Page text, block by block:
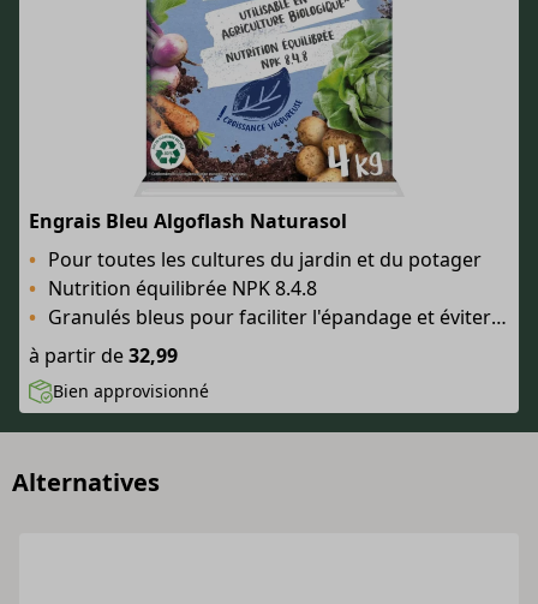
Engrais Bleu Algoflash Naturasol
Pour toutes les cultures du jardin et du potager
Nutrition équilibrée NPK 8.4.8
Granulés bleus pour faciliter l'épandage et éviter le surdosage
à partir de32,99
Bien approvisionné
Alternatives